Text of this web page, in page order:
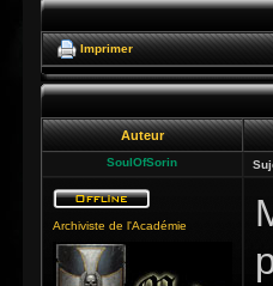
Imprimer
Auteur
SoulOfSorin
Archiviste de l'Académie